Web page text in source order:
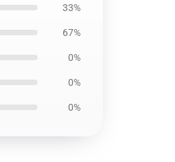
33%
67%
0%
0%
0%